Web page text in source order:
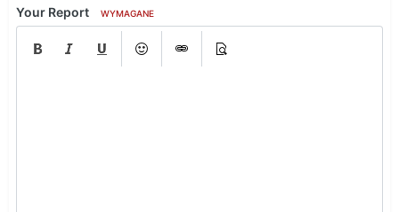
Your Report WYMAGANE